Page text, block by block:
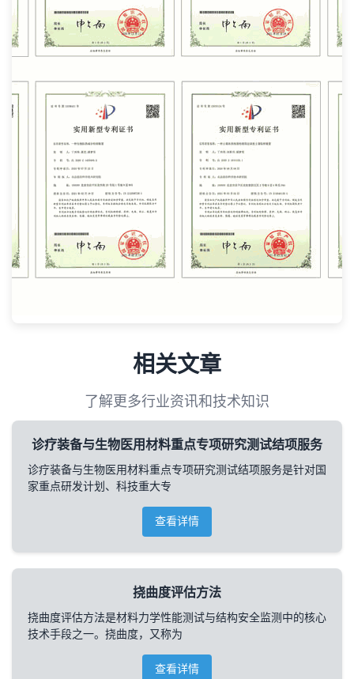
相关文章
了解更多行业资讯和技术知识
诊疗装备与生物医用材料重点专项研究测试结项服务
诊疗装备与生物医用材料重点专项研究测试结项服务是针对国
家重点研发计划、科技重大专
查看详情
挠曲度评估方法
挠曲度评估方法是材料力学性能测试与结构安全监测中的核心
技术手段之一。挠曲度，又称为
查看详情